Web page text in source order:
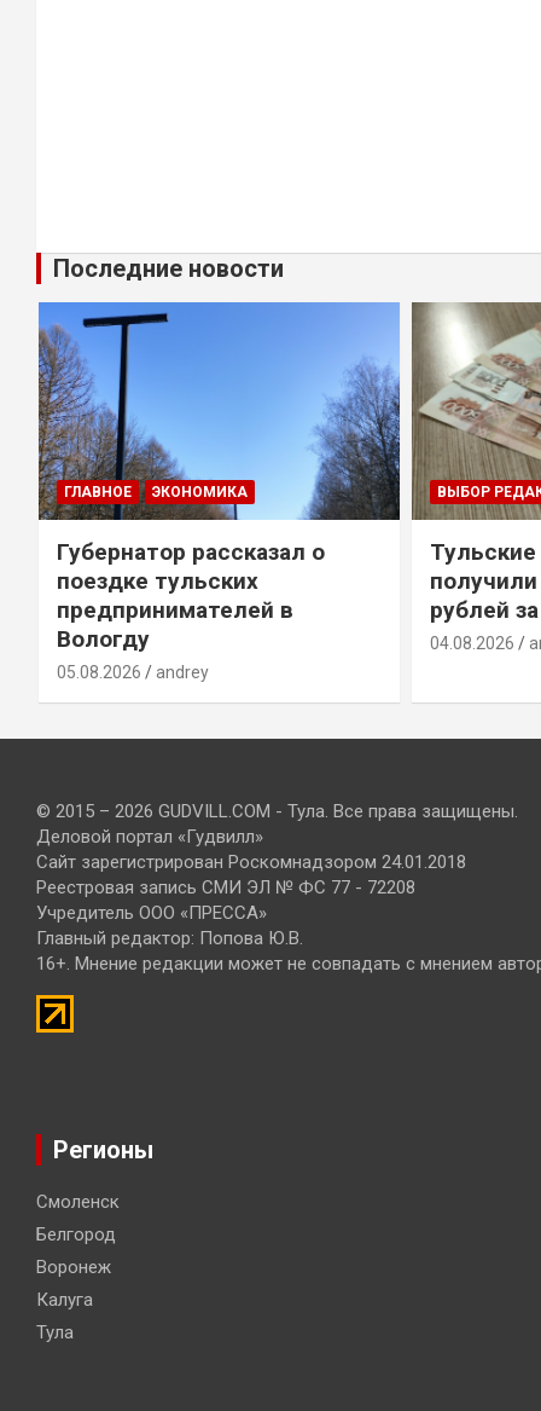
Последние новости
ГЛАВНОЕ ЭКОНОМИКА
Губернатор рассказал о
поездке тульских
предпринимателей в
Вологду
05.08.2026 andrey
ВЫБОР
рублей
04.08.2026
© 2015 – 2026 GUDVILL.COM - Тула. Все права защищены.
Деловой портал «Гудвилл»
Сайт зарегистрирован Роскомнадзором 24.01.2018
Реестровая запись СМИ ЭЛ № ФС 77 - 72208
Учредитель ООО «ПРЕССА»
Главный редактор: Попова Ю.В.
16+. Мнение редакции может не совпадать с мнением
Регионы
Смоленск
Белгород
Воронеж
Калуга
Тула